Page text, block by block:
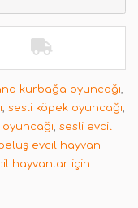
kurbağa oyuncağı,
, sesli köpek oyuncağı,
, sesli evcil
evcil hayvan
hayvanlar için